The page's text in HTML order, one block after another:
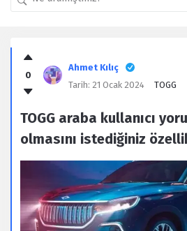
Kullanıcı
Yorumları
Latest
0
Ahmet Kılıç
Tarih: 21 Ocak 2024 TOGG
TOGG araba kullanıcı
olmasını istediğiniz